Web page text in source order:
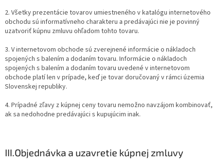
2. Všetky prezentácie tovarov umiestneného v katalógu internetového
obchodu sú informatívneho charakteru a predávajúci nie je povinný
uzatvoriť kúpnu zmluvu ohľadom tohto tovaru.
3. V internetovom obchode sú zverejnené informácie o nákladoch
spojených s balením a dodaním tovaru. Informácie o nákladoch
spojených s balením a dodaním tovaru uvedené v internetovom
obchode platí len v prípade, keď je tovar doručovaný v rámci územia
Slovenskej republiky.
4. Prípadné zľavy z kúpnej ceny tovaru nemožno navzájom kombinovať,
ak sa nedohodne predávajúci s kupujúcim inak.
III.Objednávka a uzavretie kúpnej zmluvy